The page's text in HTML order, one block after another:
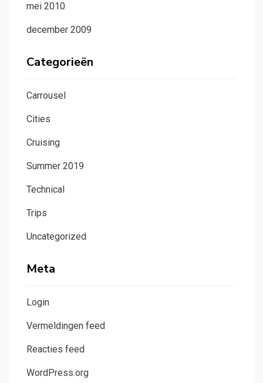
mei 2010
december 2009
Categorieën
Carrousel
Cities
Cruising
Summer 2019
Technical
Trips
Uncategorized
Meta
Login
Vermeldingen feed
Reacties feed
WordPress.org